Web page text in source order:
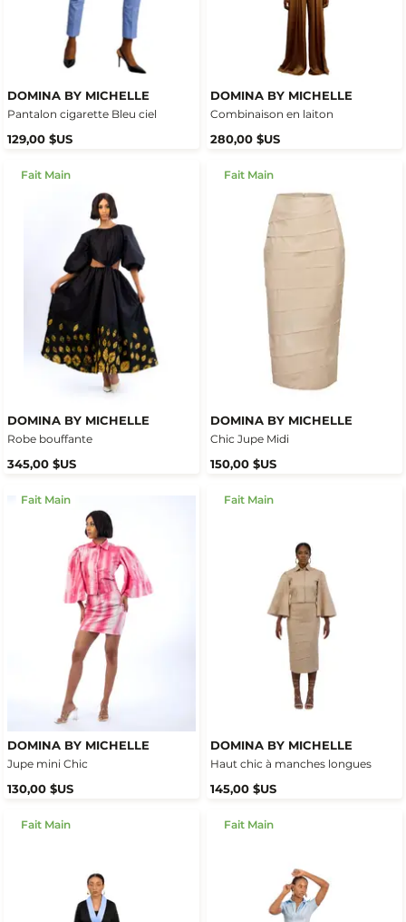
DOMINA BY MICHELLE
Pantalon cigarette Bleu ciel
129,00 $US
DOMINA BY MICHELLE
Combinaison en laiton
280,00 $US
Fait Main
DOMINA BY MICHELLE
Robe bouffante
345,00 $US
Fait Main
DOMINA BY MICHELLE
Chic Jupe Midi
150,00 $US
Fait Main
DOMINA BY MICHELLE
Jupe mini Chic
130,00 $US
Fait Main
DOMINA BY MICHELLE
Haut chic à manches longues
145,00 $US
Fait Main Fait Main